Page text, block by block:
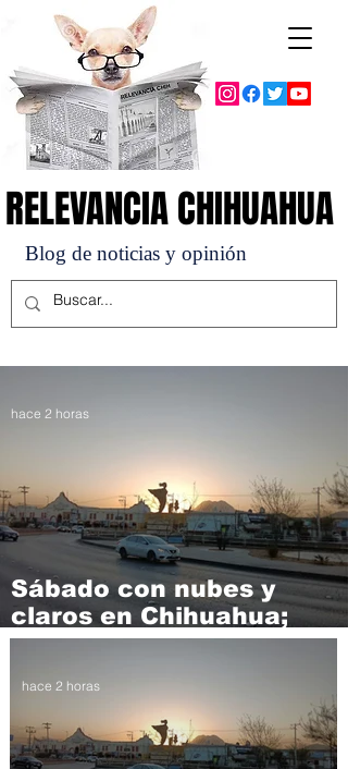
Blog de noticias y opinión
RELEVANCIA CHIHUAHUA
RELEVANCIA CHIHUAHUA
Sábado con nubes y
claros en Chihuahua;
temperatura máxima de
hace 2 horas
hace 2 horas